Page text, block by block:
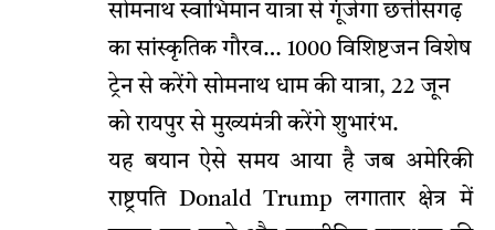
सोमनाथ स्वाभिमान यात्रा से गूंजेगा छत्तीसगढ़
का सांस्कृतिक गौरव… 1000 विशिष्टजन विशेष
ट्रेन से करेंगे सोमनाथ धाम की यात्रा, 22 जून
को रायपुर से मुख्यमंत्री करेंगे शुभारंभ.
यह बयान ऐसे समय आया है जब अमेरिकी
राष्ट्रपति Donald Trump लगातार क्षेत्र में